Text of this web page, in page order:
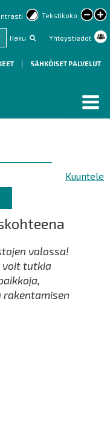
Tekstikoko
text
Haku Yhteystiedot
lisätoiminnot
| SÄHKÖISET PALVELUT
Kuuntele
valossa!
voit tutkia
rakentamisen